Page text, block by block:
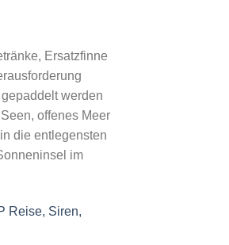
Ersatzfinne
werden
offenes Meer
die entlegensten
im